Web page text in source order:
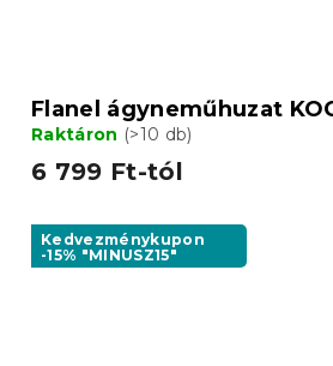
Flanel ágyneműhuzat
Raktáron (>10 db)
6 799 Ft-tól
Kedvezménykupon
-15% "MINUSZ15"